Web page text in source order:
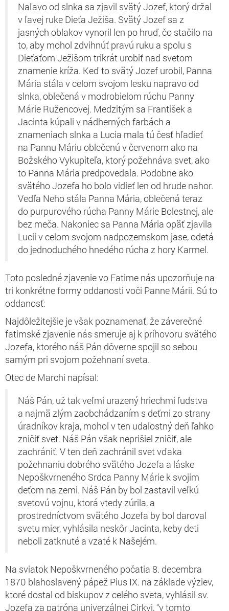
Naľavo od slnka sa zjavil svätý Jozef, ktorý držal
v ľavej ruke Dieťa Ježiša. Svätý Jozef sa z
jasných oblakov vynoril len po hruď, čo stačilo na
to, aby mohol zdvihnúť pravú ruku a spolu s
Dieťaťom Ježišom trikrát urobiť nad svetom
znamenie kríža. Keď to svätý Jozef urobil, Panna
Mária stála v celom svojom lesku napravo od
slnka, oblečená v modrobielom rúchu Panny
Márie Ružencovej. Medzitým sa František a
Jacinta kúpali v nádherných farbách a
znameniach slnka a Lucia mala tú česť hľadieť
na Pannu Máriu oblečenú v červenom ako na
Božského Vykupiteľa, ktorý požehnáva svet, ako
to Panna Mária predpovedala. Podobne ako
svätého Jozefa ho bolo vidieť len od hrude nahor.
Vedľa Neho stála Panna Mária, oblečená teraz
do purpurového rúcha Panny Márie Bolestnej, ale
bez meča. Nakoniec sa Panna Mária opäť zjavila
Lucii v celom svojom nadpozemskom jase, odetá
do jednoduchého hnedého rúcha z hory Karmel.
Toto posledné zjavenie vo Fatime nás upozorňuje na
tri konkrétne formy oddanosti voči Panne Márii. Sú to
oddanosť:
Najdôležitejšie je však poznamenať, že záverečné
fatimské zjavenie nás smeruje aj k príhovoru svätého
Jozefa, ktorého náš Pán dôverne spojil so sebou
samým pri svojom požehnaní sveta.
Otec de Marchi napísal:
Náš Pán, už tak veľmi urazený hriechmi ľudstva
a najmä zlým zaobchádzaním s deťmi zo strany
úradníkov kraja, mohol v ten udalostný deň ľahko
zničiť svet. Náš Pán však neprišiel zničiť, ale
zachrániť. V ten deň zachránil svet vďaka
požehnaniu dobrého svätého Jozefa a láske
Nepoškvrneného Srdca Panny Márie k svojim
deťom na zemi. Náš Pán by bol zastavil veľkú
svetovú vojnu, ktorá vtedy zúrila, a
prostredníctvom svätého Jozefa by bol daroval
svetu mier, vyhlásila neskôr Jacinta, keby deti
neboli zatknuté a vzaté k Našejém.
Na sviatok Nepoškvrneného počatia 8. decembra
1870 blahoslavený pápež Pius IX. na základe výziev,
ktoré dostal od biskupov z celého sveta, vyhlásil sv.
Jozefa za patróna univerzálnej Cirkvi, “v tomto